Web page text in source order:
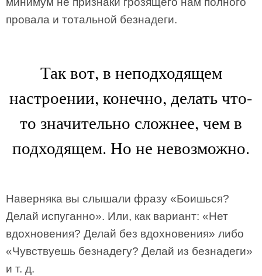
провала и тотальной безнадеги.
Так вот, в неподходящем
настроении, конечно, делать что-
то значительно сложнее, чем в
подходящем. Но не невозможно.
Наверняка вы слышали фразу «Боишься?
Делай испуганно». Или, как вариант: «Нет
вдохновения? Делай без вдохновения» либо
«Чувствуешь безнадегу? Делай из безнадеги»
и т. д.